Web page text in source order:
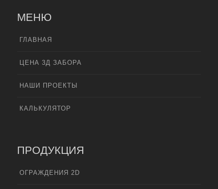
МЕНЮ
ГЛАВНАЯ
ЦЕНА 3Д ЗАБОРА
НАШИ ПРОЕКТЫ
КАЛЬКУЛЯТОР
ПРОДУКЦИЯ
ОГРАЖДЕНИЯ 2D